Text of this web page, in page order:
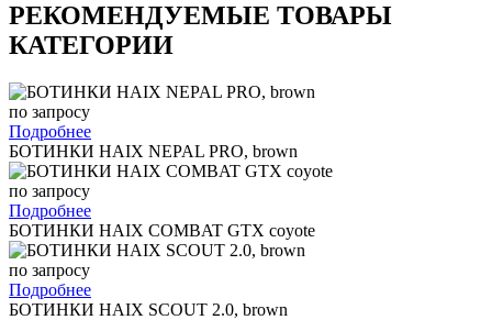
РЕКОМЕНДУЕМЫЕ ТОВАРЫ
КАТЕГОРИИ
по запросу
Подробнее
БОТИНКИ HAIX NEPAL PRO, brown
по запросу
Подробнее
БОТИНКИ HAIX COMBAT GTX coyote
по запросу
Подробнее
БОТИНКИ HAIX SCOUT 2.0, brown